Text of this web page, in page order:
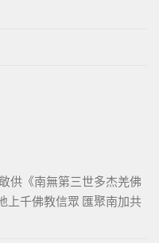
供《南無第三世多杰羌佛
上千佛教信眾 匯聚南加共